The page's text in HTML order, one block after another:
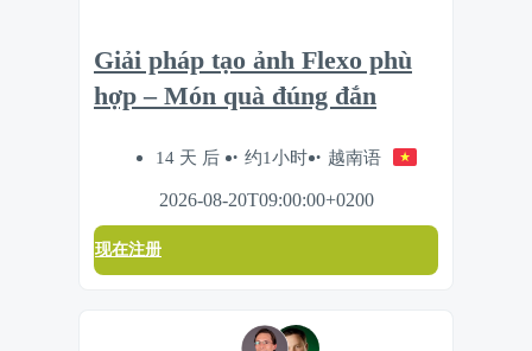
Giải pháp tạo ảnh Flexo phù
hợp – Món quà đúng đắn
14 天 后 约1小时 越南语
2026-08-20T09:00:00+0200
现在注册